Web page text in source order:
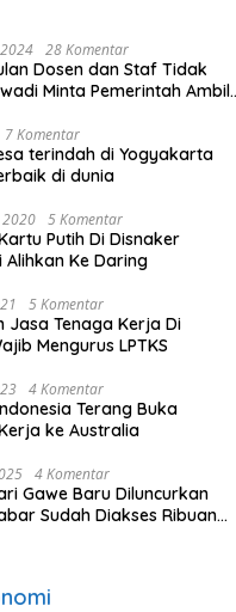
28 Komentar
Dosen dan Staf Tidak
Minta Pemerintah Ambil
7 Komentar
terindah di Yogyakarta
di dunia
2020 5 Komentar
Putih Di Disnaker
Alihkan Ke Daring
5 Komentar
Jasa Tenaga Kerja Di
Mengurus LPTKS
4 Komentar
Terang Buka
ke Australia
4 Komentar
Gawe Baru Diluncurkan
Sudah Diakses Ribuan